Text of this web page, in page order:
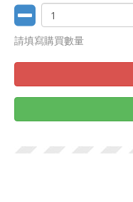
請填寫購買數量